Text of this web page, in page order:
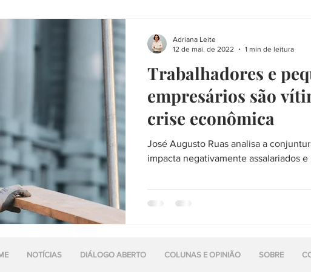
Trabalhadores e
empresários são
crise econômica
José Augusto Ruas analisa a
impacta negativamente assalariados e
Adriana Leite
12 de mai. de 2022
1 min de leitura
NOTÍCIAS DIÁLOGO ABERTO COLUNAS E OPINIÃO SOBRE